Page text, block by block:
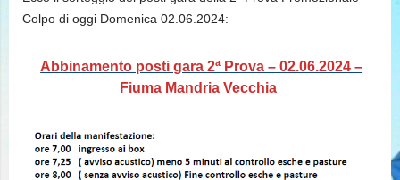
Colpo di oggi Domenica 02.06.2024:
Abbinamento posti gara 2ª Prova – 02.06.2024 –
Fiuma Mandria Vecchia